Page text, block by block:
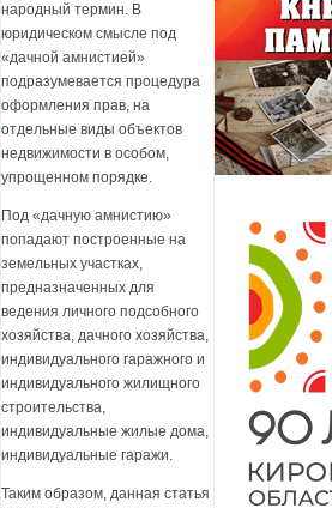
народный термин. В
юридическом смысле под
«дачной амнистией»
подразумевается процедура
оформления прав, на
отдельные виды объектов
недвижимости в особом,
упрощенном порядке.
Под «дачную амнистию»
попадают построенные на
земельных участках,
предназначенных для
ведения личного подсобного
хозяйства, дачного хозяйства,
индивидуального гаражного и
индивидуального жилищного
строительства,
индивидуальные жилые дома,
индивидуальные гаражи.
Таким образом, данная статья